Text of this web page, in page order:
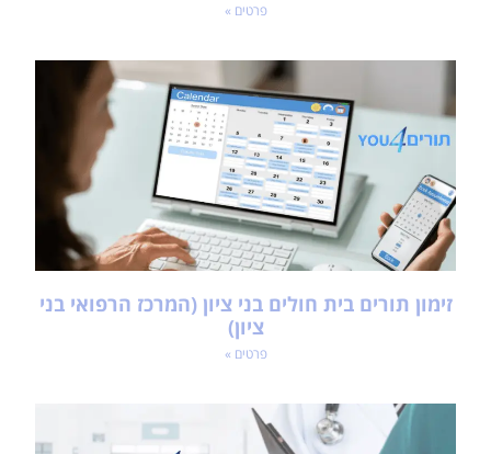
פרטים »
זימון תורים בית חולים בני ציון (המרכז הרפואי בני
ציון)
פרטים »